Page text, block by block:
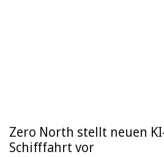
Zero North stellt neuen
Schifffahrt vor